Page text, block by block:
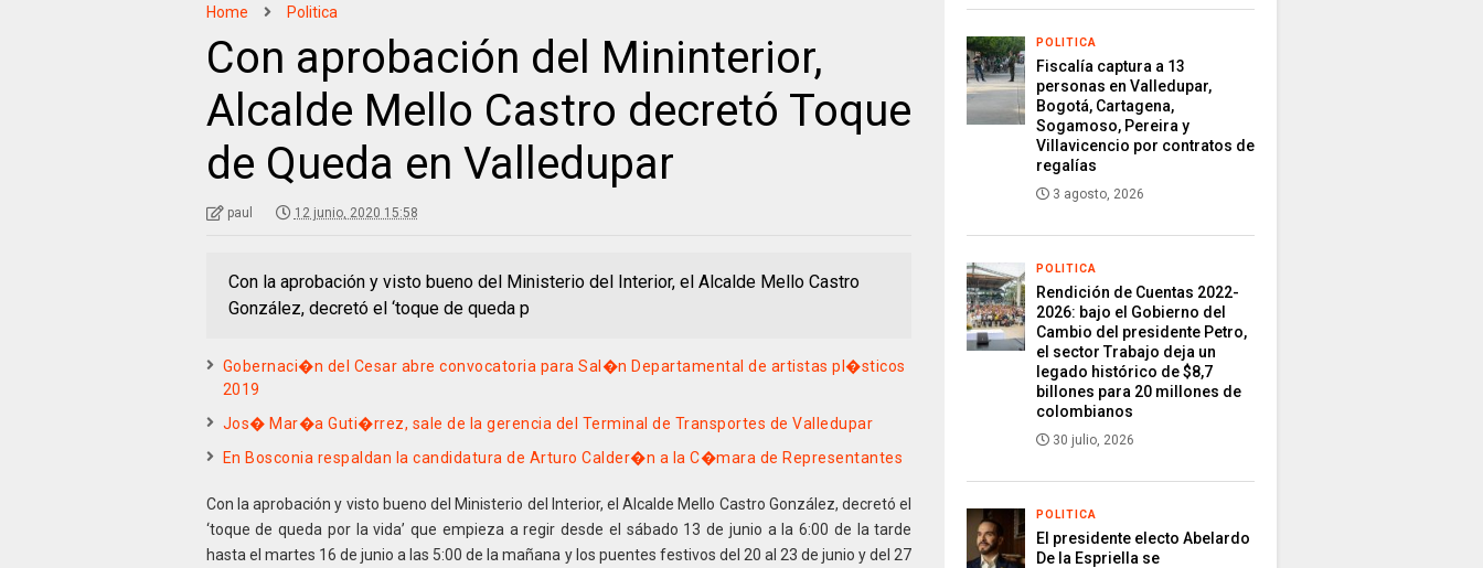
Home Politica
Con aprobación del Mininterior,
Alcalde Mello Castro decretó Toque
de Queda en Valledupar
paul 12 junio, 2020 15:58
Con la aprobación y visto bueno del Ministerio del Interior, el Alcalde Mello Castro
González, decretó el ‘toque de queda p
Gobernaci�n del Cesar abre convocatoria para Sal�n Departamental de artistas pl�sticos
2019
Jos� Mar�a Guti�rrez, sale de la gerencia del Terminal de Transportes de Valledupar
En Bosconia respaldan la candidatura de Arturo Calder�n a la C�mara de Representantes
Con la aprobación y visto bueno del Ministerio del Interior, el Alcalde Mello Castro González, decretó el
‘toque de queda por la vida’ que empieza a regir desde el sábado 13 de junio a la 6:00 de la tarde
hasta el martes 16 de junio a las 5:00 de la mañana y los puentes festivos del 20 al 23 de junio y del 27
POLITICA
Fiscalía captura a 13
personas en Valledupar,
Bogotá, Cartagena,
Sogamoso, Pereira y
Villavicencio por contratos de
regalías
3 agosto, 2026
POLITICA
Rendición de Cuentas 2022-
2026: bajo el Gobierno del
Cambio del presidente Petro,
el sector Trabajo deja un
legado histórico de $8,7
billones para 20 millones de
colombianos
30 julio, 2026
POLITICA
El presidente electo Abelardo
De la Espriella se